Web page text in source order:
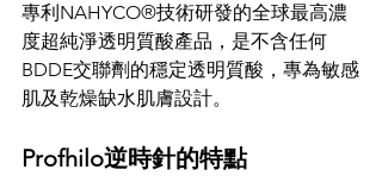
專利NAHYCO®技術研發的全球最高濃
度超純淨透明質酸產品，是不含任何
BDDE交聯劑的穩定透明質酸，專為敏感
肌及乾燥缺水肌膚設計。
Profhilo逆時針的特點